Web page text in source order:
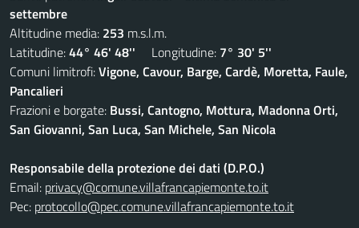
settembre
Altitudine media: 253 m.s.l.m.
Latitudine:44° 46' 48'' Longitudine: 7° 30' 5''
Comuni limitrofi:Vigone, Cavour, Barge, Cardè, Moretta, Faule,
Pancalieri
Frazioni e borgate: Bussi, Cantogno, Mottura, Madonna Orti,
San Giovanni, San Luca, San Michele, San Nicola
Responsabile della protezione dei dati (D.P.O.)
Email: privacy@comune.villafrancapiemonte.to.it
Pec: protocollo@pec.comune.villafrancapiemonte.to.it